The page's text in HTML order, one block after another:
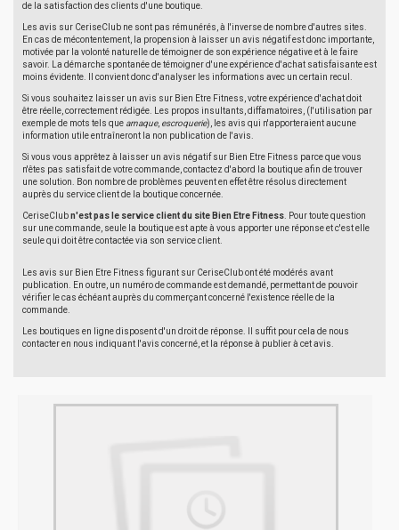
de la satisfaction des clients d'une boutique.
Les avis sur CeriseClub ne sont pas rémunérés, à l'inverse de nombre d'autres sites.
En cas de mécontentement, la propension à laisser un avis négatif est donc importante,
motivée par la volonté naturelle de témoigner de son expérience négative et à le faire
savoir. La démarche spontanée de témoigner d'une expérience d'achat satisfaisante est
moins évidente. Il convient donc d'analyser les informations avec un certain recul.
Si vous souhaitez laisser un avis sur Bien Etre Fitness, votre expérience d'achat doit
être réelle, correctement rédigée. Les propos insultants, diffamatoires, (l'utilisation par
exemple de mots tels que arnaque, escroquerie), les avis qui n'apporteraient aucune
information utile entraîneront la non publication de l'avis.
Si vous vous apprêtez à laisser un avis négatif sur Bien Etre Fitness parce que vous
n'êtes pas satisfait de votre commande, contactez d'abord la boutique afin de trouver
une solution. Bon nombre de problèmes peuvent en effet être résolus directement
auprès du service client de la boutique concernée.
CeriseClubn'est pas le service client du site Bien Etre Fitness . Pour toute question
sur une commande, seule la boutique est apte à vous apporter une réponse et c'est elle
seule qui doit être contactée via son service client.
Les avis sur Bien Etre Fitness figurant sur CeriseClub ont été modérés avant
publication. En outre, un numéro de commande est demandé, permettant de pouvoir
vérifier le cas échéant auprès du commerçant concerné l'existence réelle de la
commande.
Les boutiques en ligne disposent d'un droit de réponse. Il suffit pour cela de nous
contacter en nous indiquant l'avis concerné, et la réponse à publier à cet avis.